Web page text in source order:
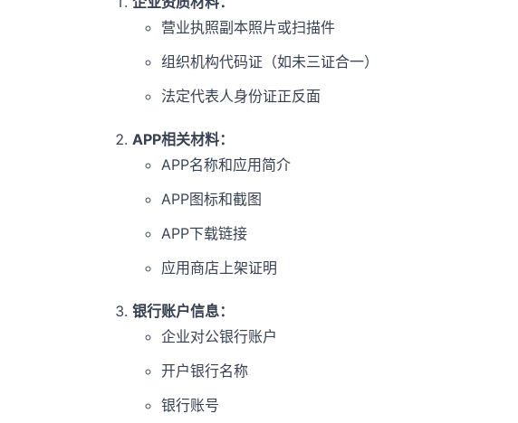
营业执照副本照片或扫描件
组织机构代码证（如未三证合一）
法定代表人身份证正反面
APP相关材料：
APP名称和应用简介
APP图标和截图
APP下载链接
应用商店上架证明
银行账户信息：
企业对公银行账户
开户银行名称
银行账号